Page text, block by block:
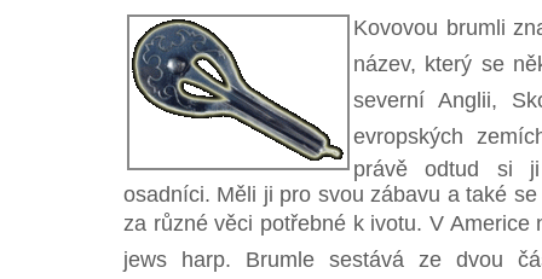
Kovovou brumli
název, který se
severní Anglii,
evropských
právě odtud si
osadníci. Měli ji pro svou zábavu a také
za různé věci potřebné k ivotu. V Americe
jews harp. Brumle sestává ze dvou